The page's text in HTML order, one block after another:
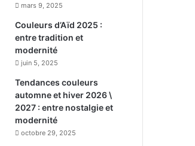
mars 9, 2025
Couleurs d’Aïd 2025 :
entre tradition et
modernité
juin 5, 2025
Tendances couleurs
automne et hiver 2026 \
2027 : entre nostalgie et
modernité
octobre 29, 2025